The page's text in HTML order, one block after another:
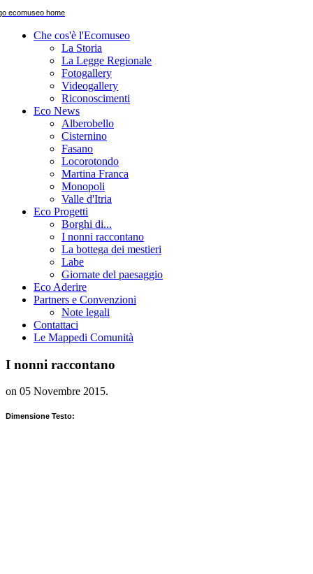
Che cos'è l'Ecomuseo
La Storia
La Legge Regionale
Fotogallery
Videogallery
Riconoscimenti
Eco News
Alberobello
Cisternino
Fasano
Locorotondo
Martina Franca
Monopoli
Valle d'Itria
Eco Progetti
Borghi di...
I nonni raccontano
La bottega dei mestieri
Labe
Giornate del paesaggio
Eco Aderire
Partners e Convenzioni
Note legali
Contattaci
Le Mappedi Comunità
I nonni raccontano
on 05 Novembre 2015.
Dimensione Testo: